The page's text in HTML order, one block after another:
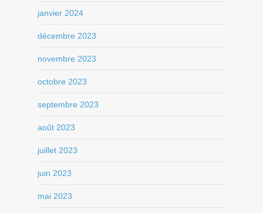
janvier 2024
décembre 2023
novembre 2023
octobre 2023
septembre 2023
août 2023
juillet 2023
juin 2023
mai 2023